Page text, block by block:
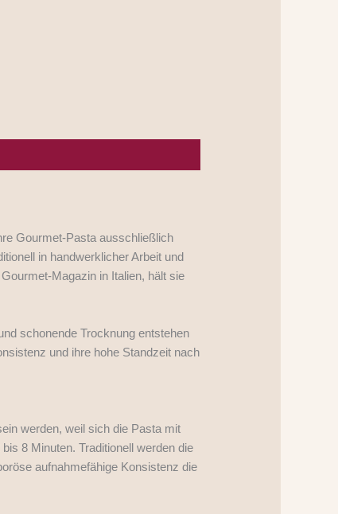
Gourmet-Pasta ausschließlich
in handwerklicher Arbeit und
Magazin in Italien, hält sie
schonende Trocknung entstehen
und ihre hohe Standzeit nach
werden, weil sich die Pasta mit
8 Minuten. Traditionell werden die
aufnahmefähige Konsistenz die